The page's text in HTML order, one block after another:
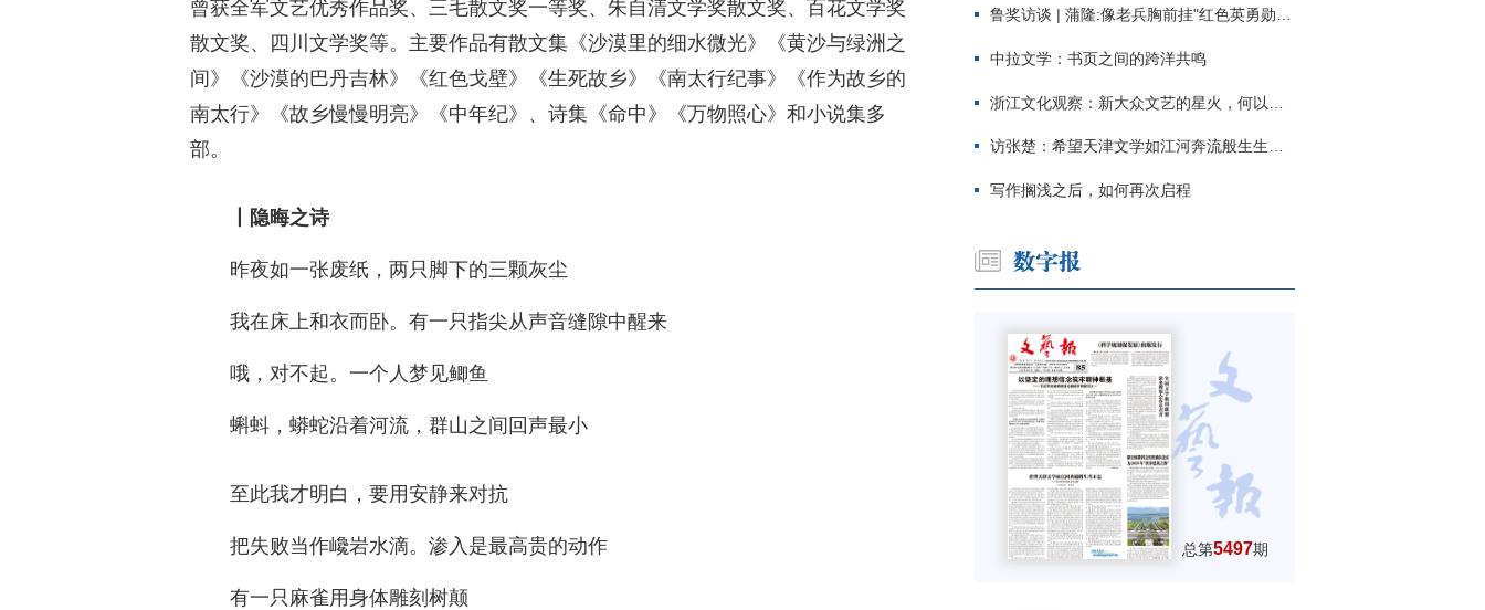
曾获全军文艺优秀作品奖、三毛散文奖一等奖、朱自清文学奖散文奖、百花文学奖
散文奖、四川文学奖等。主要作品有散文集《沙漠里的细水微光》《黄沙与绿洲之
间》《沙漠的巴丹吉林》《红色戈壁》《生死故乡》《南太行纪事》《作为故乡的
南太行》《故乡慢慢明亮》《中年纪》、诗集《命中》《万物照心》和小说集多
部。
丨隐晦之诗
昨夜如一张废纸，两只脚下的三颗灰尘
我在床上和衣而卧。有一只指尖从声音缝隙中醒来
哦，对不起。一个人梦见鲫鱼
蝌蚪，蟒蛇沿着河流，群山之间回声最小
至此我才明白，要用安静来对抗
把失败当作巉岩水滴。渗入是最高贵的动作
有一只麻雀用身体雕刻树颠
鲁奖访谈 | 蒲隆:像老兵胸前挂"红色英勇勋章"
中拉文学：书页之间的跨洋共鸣
浙江文化观察：新大众文艺的星火，何以燎原？
访张楚：希望天津文学如江河奔流般生生不息
写作搁浅之后，如何再次启程
总第5497期